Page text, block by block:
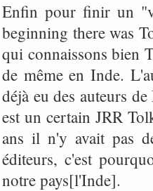
Enfin pour finir un
beginning there was
qui connaissons bien
de même en Inde.
déjà eu des auteurs
est un certain JRR
ans il n'y avait pas
éditeurs, c'est
notre pays[l'Inde].